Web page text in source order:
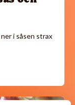
i såsen strax